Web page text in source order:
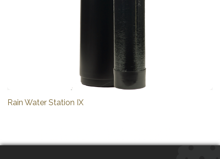
Rain Water Station IX